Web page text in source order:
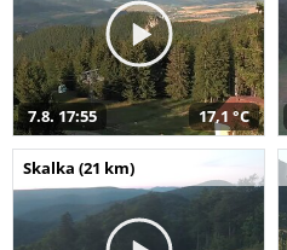
7.8. 17:55 17,1 °C
Skalka (21 km)